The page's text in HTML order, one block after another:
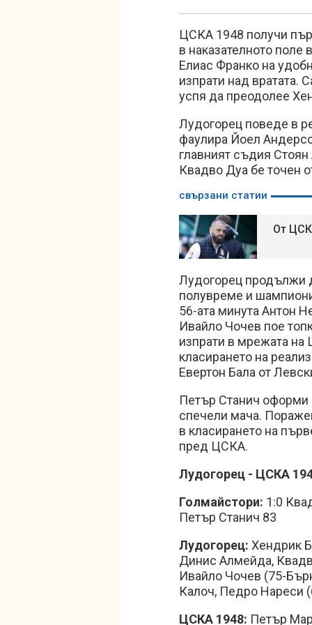
ЦСКА 1948 получи
в наказателното поле
Елиас Франко на
изпрати над вратата.
успя да преодолее
Лудогорец поведе в
фаулира Йоел
главният съдия
Квадво Дуа бе точен
свързани статии
От
Лудогорец продължи
полувреме и
56-ата минута Антон
Ивайло Чочев пое
изпрати в мрежата на
класирането на
Евертон Бала от
Петър Станич оформи
спечели мача.
в класирането на
пред ЦСКА.
Лудогорец - ЦСКА
Голмайстори: 1:0
Петър Станич 83
Лудогорец: Хендрик
Динис Алмейда,
Ивайло Чочев (75-
Калоч, Педро Нареси
ЦСКА 1948: Петър